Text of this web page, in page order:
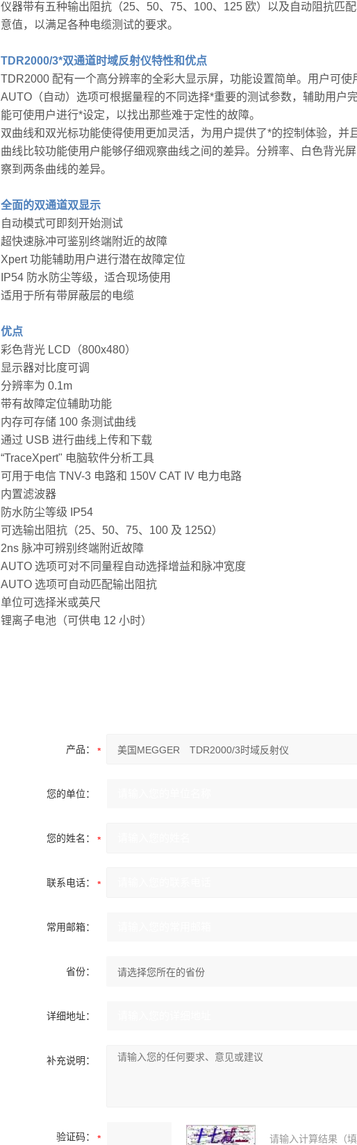
仪器带有五种输出阻抗（25、50、75、100、125 欧）以及自动阻抗匹
意值，以满足各种电缆测试的要求。
TDR2000/3*双通道时域反射仪特性和优点
TDR2000 配有一个高分辨率的全彩大显示屏，功能设置简单。用户可使
AUTO（自动）选项可根据量程的不同选择*重要的测试参数，辅助用户
能可使用户进行*设定，以找出那些难于定性的故障。
双曲线和双光标功能使得使用更加灵活，为用户提供了*的控制体验，并
曲线比较功能使用户能够仔细观察曲线之间的差异。分辨率、白色背光
察到两条曲线的差异。
全面的双通道双显示
自动模式可即刻开始测试
超快速脉冲可鉴别终端附近的故障
Xpert 功能辅助用户进行潜在故障定位
IP54 防水防尘等级，适合现场使用
适用于所有带屏蔽层的电缆
优点
彩色背光 LCD（800x480）
显示器对比度可调
分辨率为 0.1m
带有故障定位辅助功能
内存可存储 100 条测试曲线
通过 USB 进行曲线上传和下载
“TraceXpert" 电脑软件分析工具
可用于电信 TNV-3 电路和 150V CAT IV 电力电路
内置滤波器
防水防尘等级 IP54
可选输出阻抗（25、50、75、100 及 125Ω）
2ns 脉冲可辨别终端附近故障
AUTO 选项可对不同量程自动选择增益和脉冲宽度
AUTO 选项可自动匹配输出阻抗
单位可选择米或英尺
锂离子电池（可供电 12 小时）
产品：
您的单位：
您的姓名：
联系电话：
常用邮箱：
省份：
详细地址：
补充说明：
验证码： 请输入计算结果（